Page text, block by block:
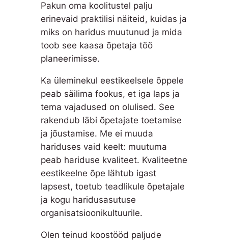
Pakun oma koolitustel palju
erinevaid praktilisi näiteid, kuidas ja
miks on haridus muutunud ja mida
toob see kaasa õpetaja töö
planeerimisse.
Ka üleminekul eestikeelsele õppele
peab säilima fookus, et iga laps ja
tema vajadused on olulised. See
rakendub läbi õpetajate toetamise
ja jõustamise. Me ei muuda
hariduses vaid keelt: muutuma
peab hariduse kvaliteet. Kvaliteetne
eestikeelne õpe lähtub igast
lapsest, toetub teadlikule õpetajale
ja kogu haridusasutuse
organisatsioonikultuurile.
Olen teinud koostööd paljude